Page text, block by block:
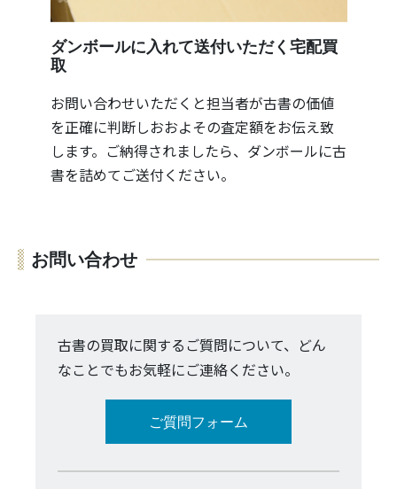
ダンボールに入れて送付いただく宅配買
取
お問い合わせいただくと担当者が古書の価値
を正確に判断しおおよその査定額をお伝え致
します。ご納得されましたら、ダンボールに古
書を詰めてご送付ください。
お問い合わせ
古書の買取に関するご質問について、どん
なことでもお気軽にご連絡ください。
ご質問フォーム